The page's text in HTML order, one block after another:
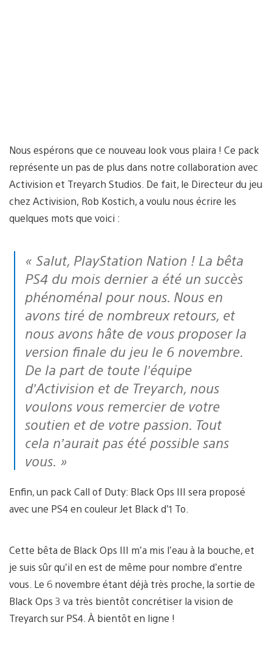
Nous espérons que ce nouveau look vous plaira ! Ce pack
représente un pas de plus dans notre collaboration avec
Activision et Treyarch Studios. De fait, le Directeur du jeu
chez Activision, Rob Kostich, a voulu nous écrire les
quelques mots que voici :
« Salut, PlayStation Nation ! La bêta
PS4 du mois dernier a été un succès
phénoménal pour nous. Nous en
avons tiré de nombreux retours, et
nous avons hâte de vous proposer la
version finale du jeu le 6 novembre.
De la part de toute l’équipe
d’Activision et de Treyarch, nous
voulons vous remercier de votre
soutien et de votre passion. Tout
cela n’aurait pas été possible sans
vous. »
Enfin, un pack Call of Duty: Black Ops III sera proposé
avec une PS4 en couleur Jet Black d’1 To.
Cette bêta de Black Ops III m’a mis l’eau à la bouche, et
je suis sûr qu’il en est de même pour nombre d’entre
vous. Le 6 novembre étant déjà très proche, la sortie de
Black Ops 3 va très bientôt concrétiser la vision de
Treyarch sur PS4. À bientôt en ligne !